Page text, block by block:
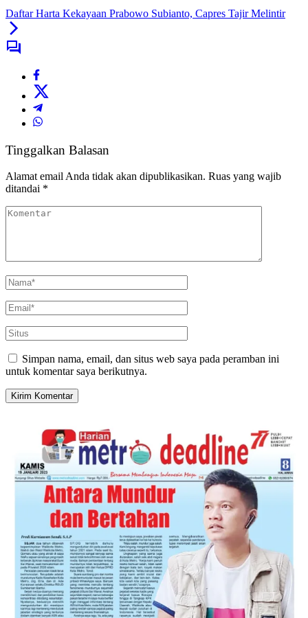
Daftar Harta Kekayaan Prabowo Subianto, Capres Tajir Melintir
Tinggalkan Balasan
Alamat email Anda tidak akan dipublikasikan. Ruas yang wajib
ditandai *
Simpan nama, email, dan situs web saya pada peramban ini
untuk komentar saya berikutnya.